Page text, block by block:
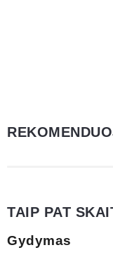
TAIP PAT
Gydymas